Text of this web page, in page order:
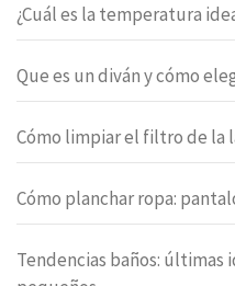
¿Cuál es la temperatura
Que es un diván y cómo
Cómo limpiar el filtro de la
Cómo planchar ropa:
Tendencias baños: últimas